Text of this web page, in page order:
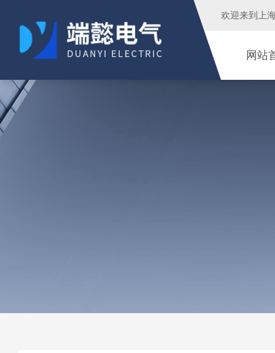
欢迎来到 上
网站